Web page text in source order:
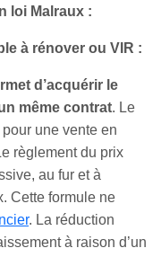
loi Malraux :
à rénover ou VIR :
d’acquérir le
même contrat. Le
une vente en
règlement du prix
au fur et à
Cette formule ne
. La réduction
à raison d’un